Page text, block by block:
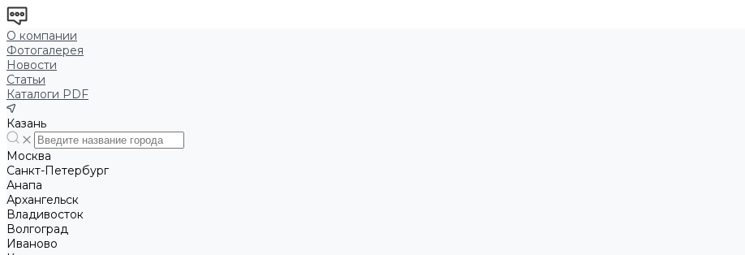
О компании
Фотогалерея
Новости
Статьи
Каталоги PDF
Казань
Москва
Санкт-Петербург
Анапа
Архангельск
Владивосток
Волгоград
Иваново